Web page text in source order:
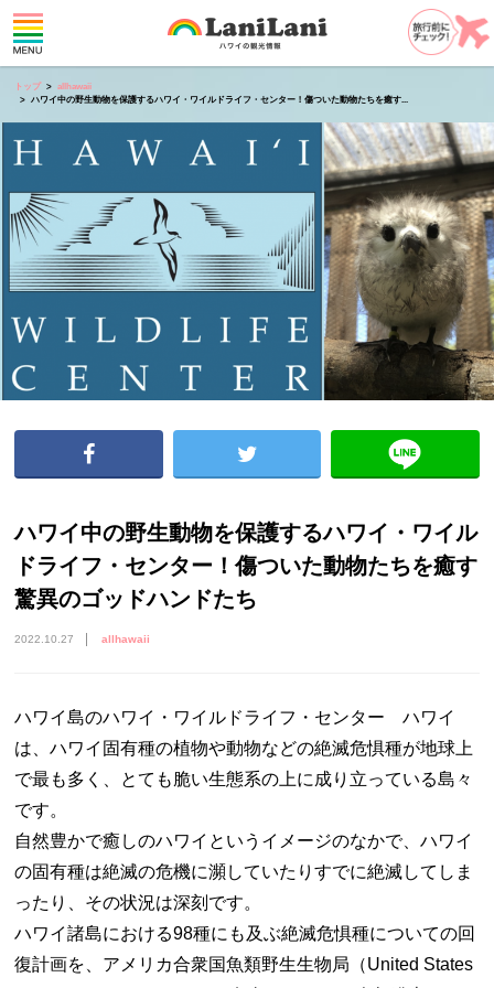
トップ
allhawaii
ハワイ中の野生動物を保護するハワイ・ワイルドライフ・センター！傷ついた動物たちを癒す...
ハワイ中の野生動物を保護するハワイ・ワイル
ドライフ・センター！傷ついた動物たちを癒す
驚異のゴッドハンドたち
2022.10.27 allhawaii
ハワイ島のハワイ・ワイルドライフ・センター ハワイ
は、ハワイ固有種の植物や動物などの絶滅危惧種が地球上
で最も多く、とても脆い生態系の上に成り立っている島々
です。
自然豊かで癒しのハワイというイメージのなかで、ハワイ
の固有種は絶滅の危機に瀕していたりすでに絶滅してしま
ったり、その状況は深刻です。
ハワイ諸島における98種にも及ぶ絶滅危惧種についての回
復計画を、アメリカ合衆国魚類野生生物局（United States